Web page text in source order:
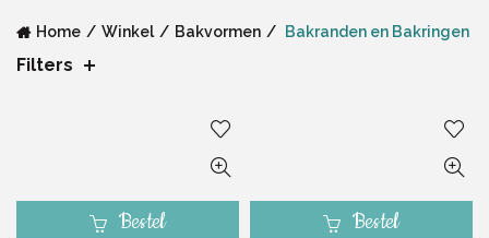
Home Winkel Bakvormen Bakranden en Bakringen
Filters
Bestel Bestel